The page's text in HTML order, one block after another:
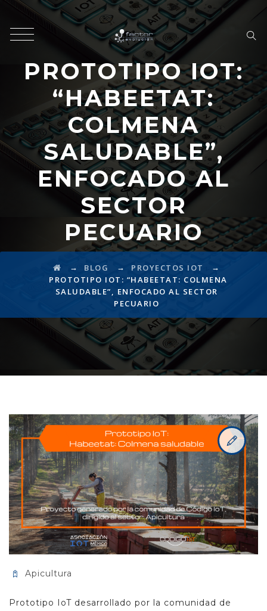
PROTOTIPO IOT:
“HABEETAT:
COLMENA
SALUDABLE”,
ENFOCADO AL
SECTOR
PECUARIO
→ BLOG → PROYECTOS IOT
→
PROTOTIPO IOT: “HABEETAT: COLMENA
SALUDABLE”, ENFOCADO AL SECTOR
PECUARIO
Apicultura
Prototipo IoT desarrollado por la comunidad de